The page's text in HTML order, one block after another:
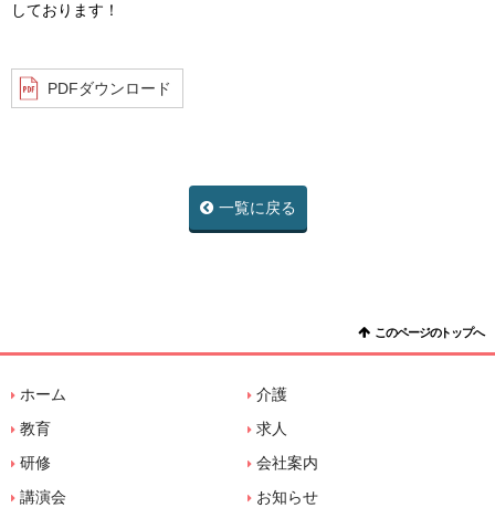
しております！
PDFダウンロード
一覧に戻る
このページのトップへ
ホーム
介護
教育
求人
研修
会社案内
講演会
お知らせ